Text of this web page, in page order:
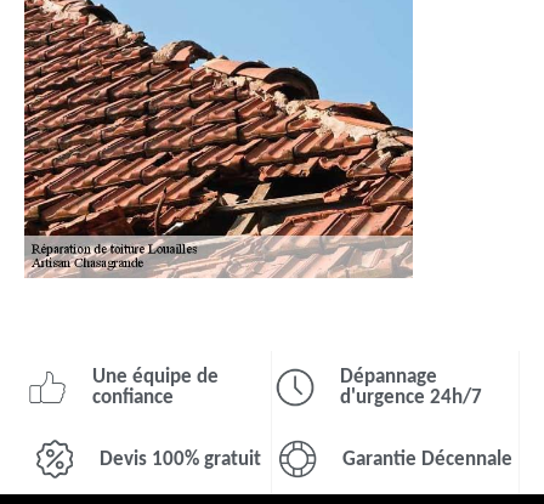
Une équipe de
confiance
Dépannage
d'urgence 24h/7
Devis 100% gratuit Garantie Décennale